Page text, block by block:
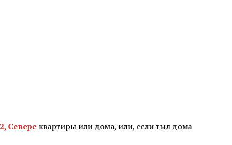
Севере квартиры или дома, или, если тыл дома